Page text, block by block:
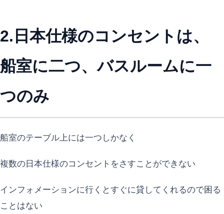
2.日本仕様のコンセントは、
船室に二つ、バスルームに一
つのみ
船室のテーブル上には一つしかなく
複数の日本仕様のコンセントをさすことができない
インフォメーションに行くとすぐに貸してくれるので困る
ことはない